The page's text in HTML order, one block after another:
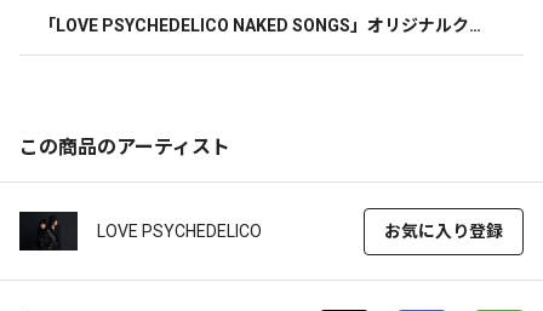
「LOVE PSYCHEDELICO NAKED SONGS」オリジナルクリ
この商品のアーティスト
LOVE PSYCHEDELICO お気に入り登録